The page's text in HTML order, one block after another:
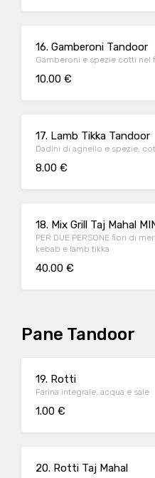
16. Gamberoni Tandoor
Gamberoni e spezie cotti nel
10.00 €
17. Lamb Tikka Tandoor
Dadini di agnello e spezie,
8.00 €
18. Mix Grill Taj Mahal
PER DUE PERSONE fiori di
kebab e lamb tikka
40.00 €
Pane Tandoor
19. Rotti
Farina integrale, acqua e sale
1.00 €
20. Rotti Taj Mahal